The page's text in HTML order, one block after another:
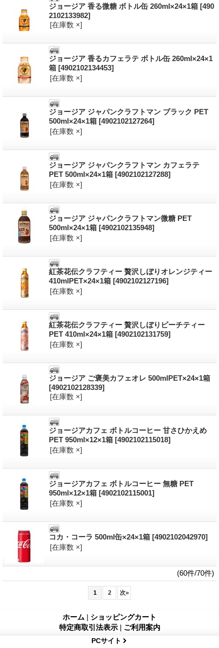
ジョージア 香る微糖 ボトル缶 260ml×24×1箱 [490
2102133982]
[在庫数 ×]
ジョージア 香るカフェラテ ボトル缶 260ml×24×1
箱 [4902102134453]
[在庫数 ×]
ジョージア ジャパンクラフトマン ブラック PET
500ml×24×1箱 [4902102127264]
[在庫数 ×]
ジョージア ジャパンクラフトマン カフェラテ
PET 500ml×24×1箱 [4902102127288]
[在庫数 ×]
ジョージア ジャパンクラフトマン微糖 PET
500ml×24×1箱 [4902102135948]
[在庫数 ×]
紅茶花伝クラフティー 贅沢しぼりオレンジティー
410mlPET×24×1箱 [4902102127196]
[在庫数 ×]
紅茶花伝クラフティー 贅沢しぼりピーチティー
PET 410ml×24×1箱 [4902102131759]
[在庫数 ×]
ジョージア ご褒美カフェオレ 500mlPET×24×1箱
[4902102128339]
[在庫数 ×]
ジョージアカフェ ボトルコーヒー 甘さひかえめ
PET 950ml×12×1箱 [4902102115018]
[在庫数 ×]
ジョージアカフェ ボトルコーヒー 無糖 PET
950ml×12×1箱 [4902102115001]
[在庫数 ×]
コカ・コーラ 500ml缶×24×1箱 [4902102042970]
[在庫数 ×]
(60件/70件)
1 2 次»
ホーム | ショッピングカート
特定商取引法表示 | ご利用案内
PCサイト